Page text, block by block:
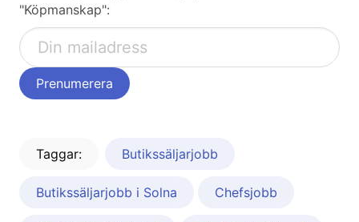
"Köpmanskap":
Taggar: Butikssäljarjobb
Butikssäljarjobb i Solna Chefsjobb